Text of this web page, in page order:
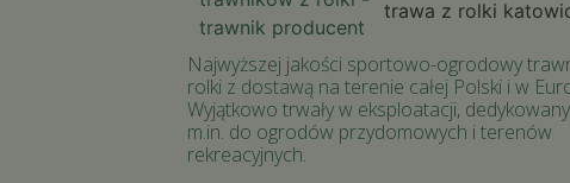
Najwyższej jakości sportowo-ogrodowy
rolki z dostawą na terenie całej Polski i w
Wyjątkowo trwały w eksploatacji,
m.in. do ogrodów przydomowych i terenów
rekreacyjnych.